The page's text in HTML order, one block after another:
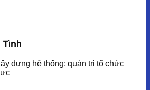
Tình
dựng hệ thống; quản trị tổ chức